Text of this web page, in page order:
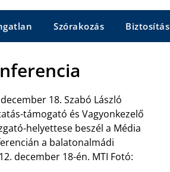
Szórakozás Biztosítás
18. Szabó László
támogató és Vagyonkezelő
helyettese beszél a Média
a balatonalmádi
december 18-én. MTI Fotó: